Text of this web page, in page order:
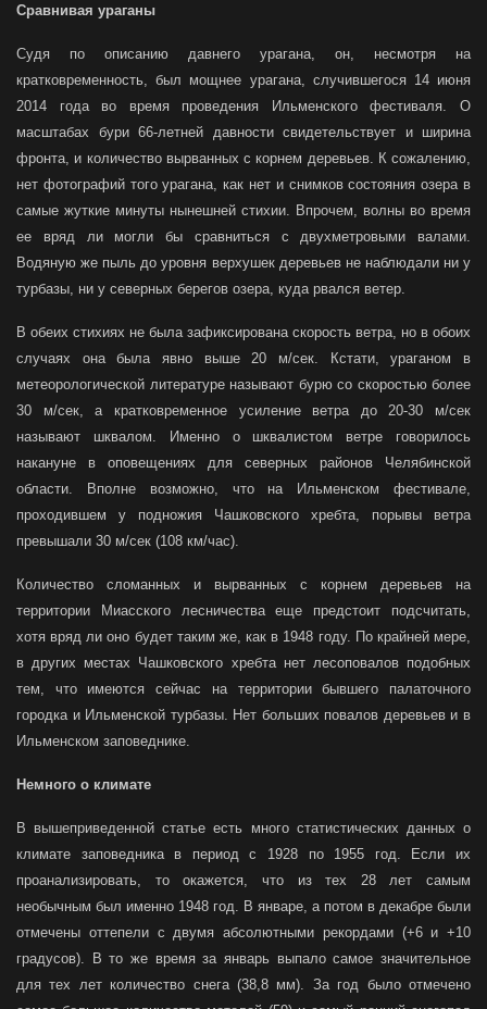
Сравнивая ураганы
Судя по описанию давнего урагана, он, несмотря на
кратковременность, был мощнее урагана, случившегося 14 июня
2014 года во время проведения Ильменского фестиваля. О
масштабах бури 66-летней давности свидетельствует и ширина
фронта, и количество вырванных с корнем деревьев. К сожалению,
нет фотографий того урагана, как нет и снимков состояния озера в
самые жуткие минуты нынешней стихии. Впрочем, волны во время
ее вряд ли могли бы сравниться с двухметровыми валами.
Водяную же пыль до уровня верхушек деревьев не наблюдали ни у
турбазы, ни у северных берегов озера, куда рвался ветер.
В обеих стихиях не была зафиксирована скорость ветра, но в обоих
случаях она была явно выше 20 м/сек. Кстати, ураганом в
метеорологической литературе называют бурю со скоростью более
30 м/сек, а кратковременное усиление ветра до 20-30 м/сек
называют шквалом. Именно о шквалистом ветре говорилось
накануне в оповещениях для северных районов Челябинской
области. Вполне возможно, что на Ильменском фестивале,
проходившем у подножия Чашковского хребта, порывы ветра
превышали 30 м/сек (108 км/час).
Количество сломанных и вырванных с корнем деревьев на
территории Миасского лесничества еще предстоит подсчитать,
хотя вряд ли оно будет таким же, как в 1948 году. По крайней мере,
в других местах Чашковского хребта нет лесоповалов подобных
тем, что имеются сейчас на территории бывшего палаточного
городка и Ильменской турбазы. Нет больших повалов деревьев и в
Ильменском заповеднике.
Немного о климате
В вышеприведенной статье есть много статистических данных о
климате заповедника в период с 1928 по 1955 год. Если их
проанализировать, то окажется, что из тех 28 лет самым
необычным был именно 1948 год. В январе, а потом в декабре были
отмечены оттепели с двумя абсолютными рекордами (+6 и +10
градусов). В то же время за январь выпало самое значительное
для тех лет количество снега (38,8 мм). За год было отмечено